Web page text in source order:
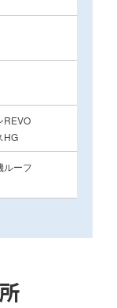
REVO
HG
ーフ